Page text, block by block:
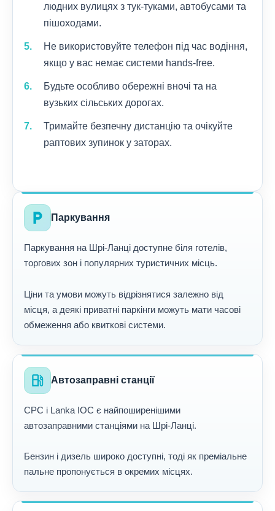
людних вулицях з тук-туками, автобусами та
пішоходами.
Не використовуйте телефон під час водіння,
якщо у вас немає системи hands-free.
Будьте особливо обережні вночі та на
вузьких сільських дорогах.
Тримайте безпечну дистанцію та очікуйте
раптових зупинок у заторах.
local_parking Паркування
Паркування на Шрі-Ланці доступне біля готелів,
торгових зон і популярних туристичних місць.
Ціни та умови можуть відрізнятися залежно від
місця, а деякі приватні паркінги можуть мати часові
обмеження або квиткові системи.
local_gas_station Автозаправні станції
CPC і Lanka IOC є найпоширенішими
автозаправними станціями на Шрі-Ланці.
Бензин і дизель широко доступні, тоді як преміальне
пальне пропонується в окремих місцях.